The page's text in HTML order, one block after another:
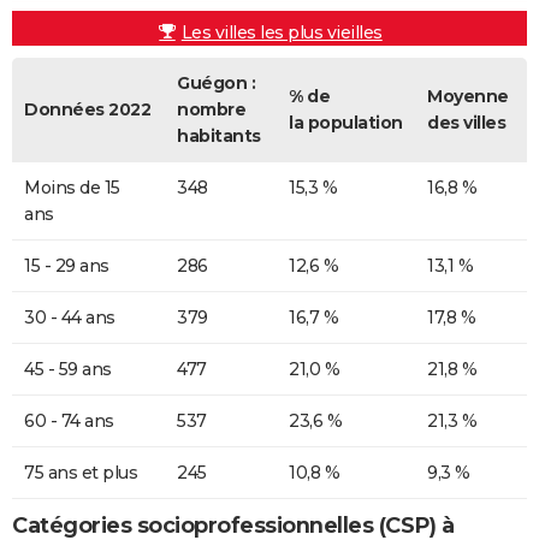
Les villes les plus vieilles
Données 2022
Guégon :
nombre
habitants
% de
la population
Moyenne
des villes
Moins de 15
ans
348 15,3 % 16,8 %
15 - 29 ans 286 12,6 % 13,1 %
30 - 44 ans 379 16,7 % 17,8 %
45 - 59 ans 477 21,0 % 21,8 %
60 - 74 ans 537 23,6 % 21,3 %
75 ans et plus 245 10,8 % 9,3 %
Catégories socioprofessionnelles (CSP) à